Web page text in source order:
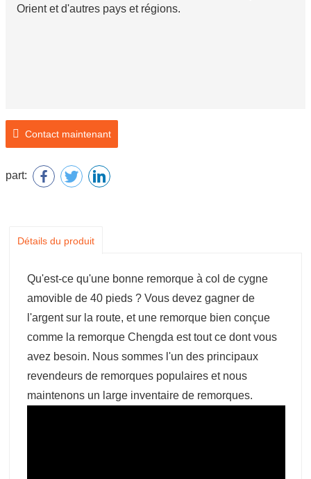
Orient et d'autres pays et régions.
Contact maintenant
part:
Détails du produit
Qu'est-ce qu'une bonne remorque à col de cygne
amovible de 40 pieds ? Vous devez gagner de
l'argent sur la route, et une remorque bien conçue
comme la remorque Chengda est tout ce dont vous
avez besoin. Nous sommes l'un des principaux
revendeurs de remorques populaires et nous
maintenons un large inventaire de remorques.